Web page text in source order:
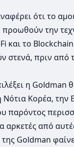
ότι το
προωθούν την
το
στενά, πριν
η
Κορέα,
παρόντος
αρκετές από
Goldman